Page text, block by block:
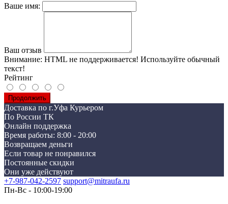
Ваше имя:
Ваш отзыв
Внимание: HTML не поддерживается! Используйте обычный
текст!
Рейтинг
Продолжить
Доставка по г.Уфа Курьером
По России ТК
Онлайн поддержка
Время работы: 8:00 - 20:00
Возвращаем деньги
Если товар не понравился
Постоянные скидки
Они уже действуют
+7-987-042-2597 support@mitraufa.ru
Пн-Вс - 10:00-19:00